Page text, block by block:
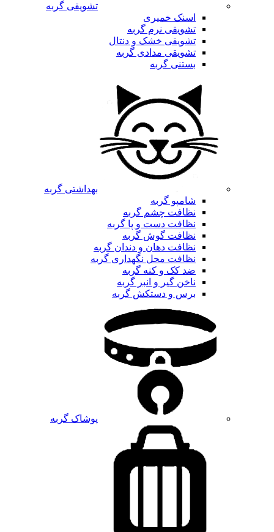
تشویقی گربه
اسنک خمیری
تشویقی نرم گربه
تشویقی خشک و دنتال
تشویقی مدادی گربه
بستنی گربه
بهداشتی گربه
شامپو گربه
نظافت چشم گربه
نظافت دست و پا گربه
نظافت گوش گربه
نظافت دهان و دندان گربه
نظافت محل نگهداری گربه
ضد کک و کنه گربه
ناخن گیر و انبر گربه
برس و دستکش گربه
پوشاک گربه